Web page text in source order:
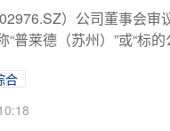
）公司董事会
普莱德（苏州）”或“标
合